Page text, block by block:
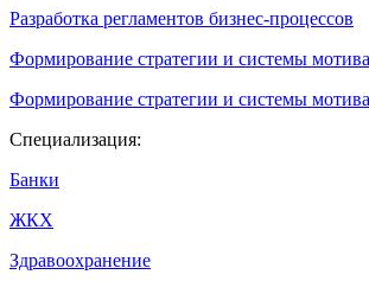
Разработка регламентов бизнес-процессов
Формирование стратегии и системы
Формирование стратегии и системы
Специализация:
Банки
ЖКХ
Здравоохранение